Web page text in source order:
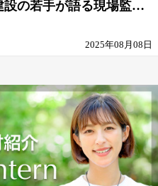
設の若手が語る現場監督
2025年08月08日